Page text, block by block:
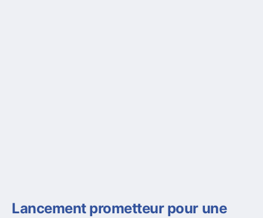
Lancement prometteur pour une